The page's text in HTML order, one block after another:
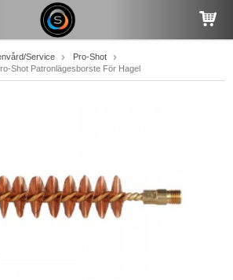
Service
Pro-Shot
Shot Patronlägesborste För Hagel